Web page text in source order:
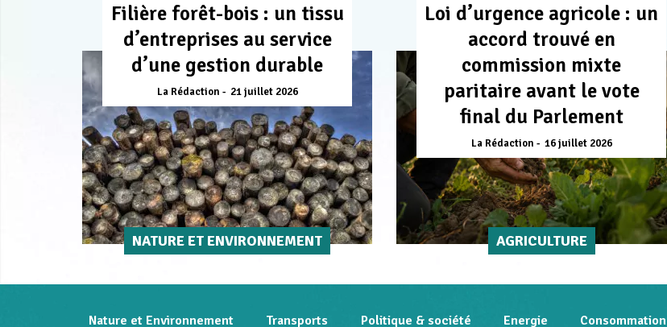
Filière forêt-bois : un tissu
d’entreprises au service
d’une gestion durable
La Rédaction 21 juillet 2026
NATURE ET ENVIRONNEMENT
Loi d’urgence agricole : un
accord trouvé en
commission mixte
paritaire avant le vote
final du Parlement
La Rédaction 16 juillet 2026
AGRICULTURE
Nature et Environnement Transports Politique & société Energie Consommation